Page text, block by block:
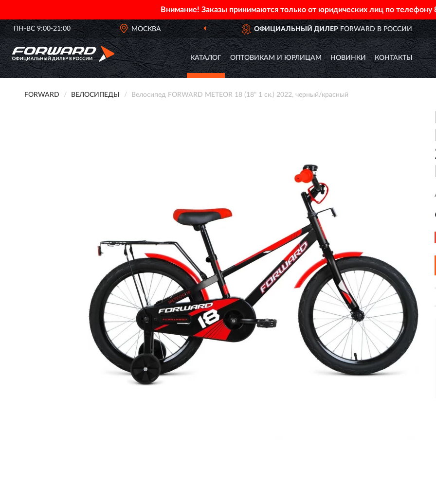
Внимание! Заказы принимаются только от юридических лиц по телефону
ПН-ВС 9:00-21:00 МОСКВА ОФИЦИАЛЬНЫЙ ДИЛЕР FORWARD В РОССИИ
КАТАЛОГ ОПТОВИКАМ И ЮРЛИЦАМ НОВИНКИ КОНТАКТЫ
FORWARD ВЕЛОСИПЕДЫ Велосипед FORWARD METEOR 18 (18" 1 ск.) 2022, черный/красный